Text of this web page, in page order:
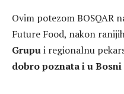
Ovim potezom BOSQAR
Future Food, nakon
Grupui regionalnu
dobro poznata i u